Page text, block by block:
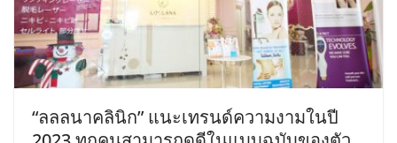
“ลลลนาคลินิก” แนะเทรนด์ความงามในปี